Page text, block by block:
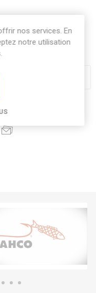
nos services. En
notre utilisation